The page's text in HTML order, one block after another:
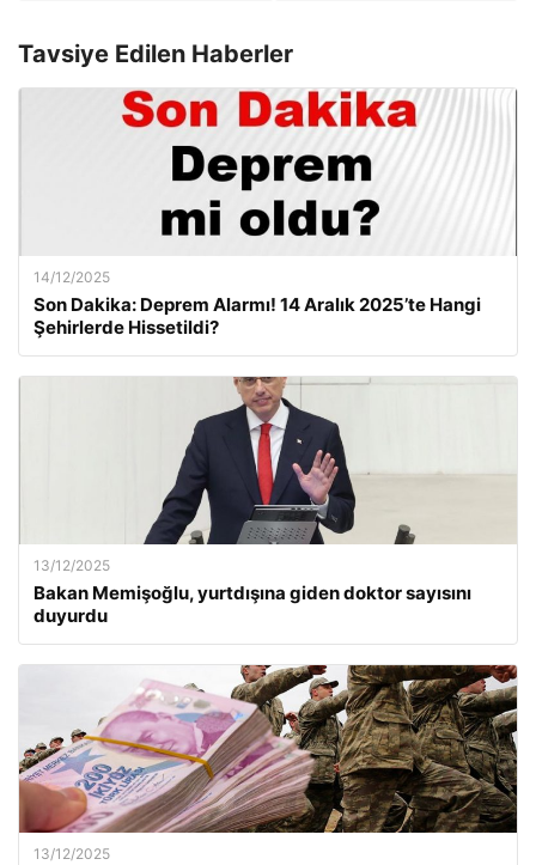
Tavsiye Edilen Haberler
14/12/2025
Son Dakika: Deprem Alarmı! 14 Aralık 2025’te Hangi
Şehirlerde Hissetildi?
13/12/2025
Bakan Memişoğlu, yurtdışına giden doktor sayısını
duyurdu
13/12/2025